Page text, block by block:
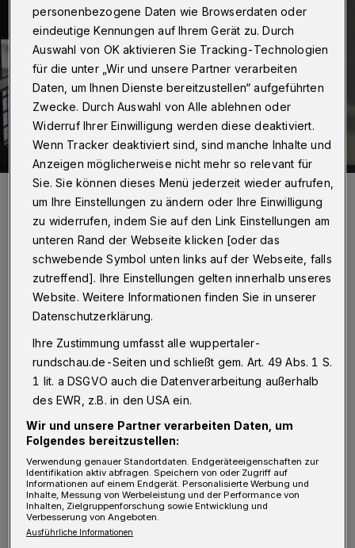
Prof. Dr. Kerstin Schneider (re.) und Dr. Anna M. Makles vom
Wuppertaler Institut für bildungsökonomische Forschung (WIB).
Foto: WIB
U m Teilhabe und individuelle Förderung
zu erhöhen und Eltern bei der
Vereinbarkeit von Familie und Beruf zu
unterstützen, wird ab 2026 stufenweise ein
Kinder im Grundschulalter gesetzlich
verankert. Das Ganztagsförderungsgesetz
sieht vor, dass die Kinder der Jahrgangsstufen
1 bis 4 mindestens acht Stunden am Tag an
fünf Tagen die Woche beschult und betreut
personenbezogene Daten wie Browserdaten oder
eindeutige Kennungen auf Ihrem Gerät zu. Durch
Auswahl von OK aktivieren Sie Tracking-Technologien
für die unter „Wir und unsere Partner verarbeiten
Daten, um Ihnen Dienste bereitzustellen“ aufgeführten
Zwecke. Durch Auswahl von Alle ablehnen oder
Widerruf Ihrer Einwilligung werden diese deaktiviert.
Wenn Tracker deaktiviert sind, sind manche Inhalte und
Anzeigen möglicherweise nicht mehr so relevant für
Sie. Sie können dieses Menü jederzeit wieder aufrufen,
um Ihre Einstellungen zu ändern oder Ihre Einwilligung
zu widerrufen, indem Sie auf den Link Einstellungen am
unteren Rand der Webseite klicken [oder das
schwebende Symbol unten links auf der Webseite, falls
zutreffend]. Ihre Einstellungen gelten innerhalb unseres
Website. Weitere Informationen finden Sie in unserer
Datenschutzerklärung.
Ihre Zustimmung umfasst alle wuppertaler-
rundschau.de-Seiten und schließt gem. Art. 49 Abs. 1 S.
1 lit. a DSGVO auch die Datenverarbeitung außerhalb
des EWR, z.B. in den USA ein.
Wir und unsere Partner verarbeiten Daten, um
Folgendes bereitzustellen:
Verwendung genauer Standortdaten. Endgeräteeigenschaften zur
Identifikation aktiv abfragen. Speichern von oder Zugriff auf
Informationen auf einem Endgerät. Personalisierte Werbung und
Inhalte, Messung von Werbeleistung und der Performance von
Inhalten, Zielgruppenforschung sowie Entwicklung und
Verbesserung von Angeboten.
Ausführliche Informationen